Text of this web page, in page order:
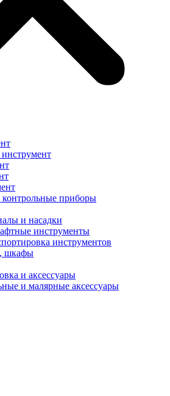
приборы
и насадки
инструменты
инструментов
шкафы
и аксессуары
и малярные аксессуары